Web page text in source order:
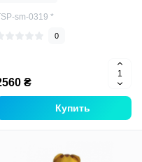
sm-0319 *
0
₴
Купить